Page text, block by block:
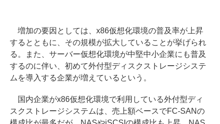
増加の要因としては、x86仮想化環境の普及率が上昇
するとともに、その規模が拡大していることが挙げられ
る。また、サーバー仮想化環境が中堅中小企業にも普及
するのに伴い、初めて外付型ディスクストレージシステ
ムを導入する企業が増えているという。
国内企業がx86仮想化環境で利用している外付型ディ
スクストレージシステムは、売上額ベースでFC-SANの